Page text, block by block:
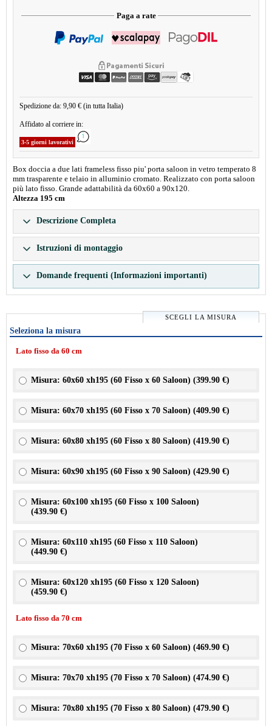
Paga a rate
Spedizione da: 9,90 € (in tutta Italia)
Affidato al corriere in:
3-5 giorni lavorativi
Box doccia a due lati frameless fisso piu' porta saloon in vetro temperato 8
mm trasparente e telaio in alluminio cromato. Realizzato con porta saloon
più lato fisso. Grande adattabilità da 60x60 a 90x120.
Altezza 195 cm
Descrizione Completa
Istruzioni di montaggio
Domande frequenti (Informazioni importanti)
SCEGLI LA MISURA
Seleziona la misura
Lato fisso da 60 cm
Misura: 60x60 xh195 (60 Fisso x 60 Saloon) (399.90 €)
Misura: 60x70 xh195 (60 Fisso x 70 Saloon) (409.90 €)
Misura: 60x80 xh195 (60 Fisso x 80 Saloon) (419.90 €)
Misura: 60x90 xh195 (60 Fisso x 90 Saloon) (429.90 €)
Misura: 60x100 xh195 (60 Fisso x 100 Saloon)
(439.90 €)
Misura: 60x110 xh195 (60 Fisso x 110 Saloon)
(449.90 €)
Misura: 60x120 xh195 (60 Fisso x 120 Saloon)
(459.90 €)
Lato fisso da 70 cm
Misura: 70x60 xh195 (70 Fisso x 60 Saloon) (469.90 €)
Misura: 70x70 xh195 (70 Fisso x 70 Saloon) (474.90 €)
Misura: 70x80 xh195 (70 Fisso x 80 Saloon) (479.90 €)